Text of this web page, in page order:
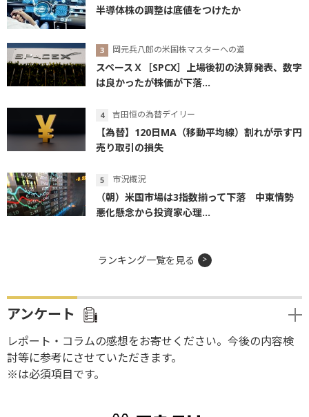
半導体株の調整は底値をつけたか
岡元兵八郎の米国株マスターへの道
スペースＸ［SPCX］上場後初の決算発表、数字
は良かったが株価が下落...
吉田恒の為替デイリー
【為替】120日MA（移動平均線）割れが示す円
売り取引の損失
市況概況
（朝）米国市場は3指数揃って下落 中東情勢
悪化懸念から投資家心理...
ランキング一覧を見る
アンケート
レポート・コラムの感想をお寄せください。今後の内容検
討等に参考にさせていただきます。
※は必須項目です。